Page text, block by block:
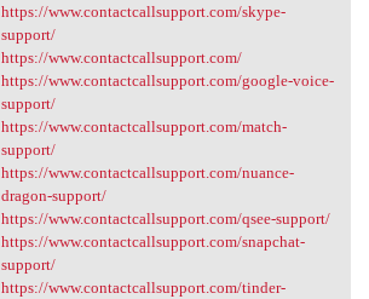
https://www.contactcallsupport.com/skype-
support/
https://www.contactcallsupport.com/
https://www.contactcallsupport.com/google-voice-
support/
https://www.contactcallsupport.com/match-
support/
https://www.contactcallsupport.com/nuance-
dragon-support/
https://www.contactcallsupport.com/qsee-support/
https://www.contactcallsupport.com/snapchat-
support/
https://www.contactcallsupport.com/tinder-